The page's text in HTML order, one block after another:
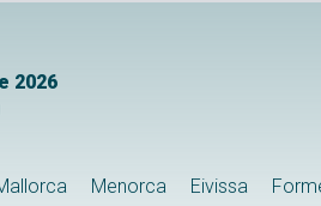
2026
Menorca Eivissa